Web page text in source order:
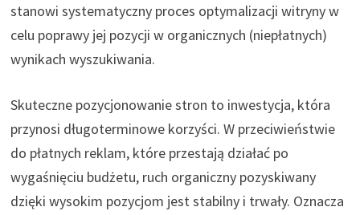
stanowi systematyczny proces optymalizacji witryny w
celu poprawy jej pozycji w organicznych (niepłatnych)
wynikach wyszukiwania.
Skuteczne pozycjonowanie stron to inwestycja, która
przynosi długoterminowe korzyści. W przeciwieństwie
do płatnych reklam, które przestają działać po
wygaśnięciu budżetu, ruch organiczny pozyskiwany
dzięki wysokim pozycjom jest stabilny i trwały. Oznacza